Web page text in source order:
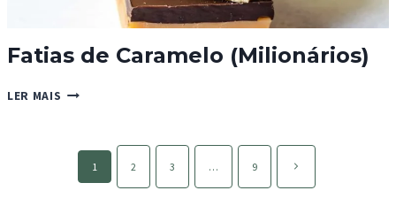
Fatias de Caramelo (Milionários)
LER MAIS FATIAS
(MILIONÁRIOS)
navigation
1 2 3 … 9
Página
seguinte